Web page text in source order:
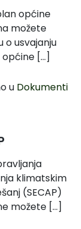
općine
možete
o usvajanju
[…]
u Dokumenti
klimatskim
(SECAP)
možete […]